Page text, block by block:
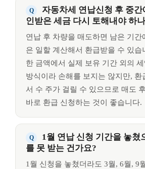
자동차세 연납신청 후 중
인받은 세금 다시 토해내야 하
연납 후 차량을 매도하면 남은 기간
은 일할 계산해서 환급받을 수 있습
한 금액에서 실제 보유 기간 외의
방식이라 손해를 보지는 않지만, 환
서 수 주가 걸릴 수 있으므로 매도
바로 환급 신청하는 것이 좋습니다.
1월 연납 신청 기간을 놓쳤
를 못 받는 건가요?
1월 신청을 놓쳤더라도 3월, 6월, 9